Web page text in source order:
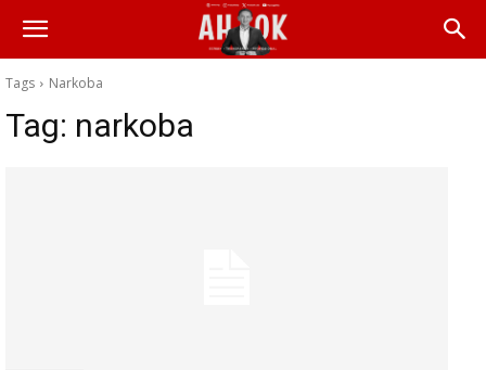
Tags Narkoba
Tag: narkoba